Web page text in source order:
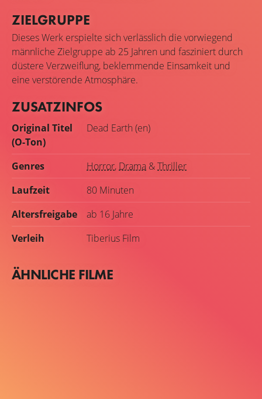
ZIELGRUPPE
Dieses Werk erspielte sich verlässlich die vorwiegend
männliche Zielgruppe ab 25 Jahren und fasziniert durch
düstere Verzweiflung, beklemmende Einsamkeit und
eine verstörende Atmosphäre.
ZUSATZINFOS
Original Titel
(O-Ton)
Dead Earth (en)
Genres Horror, Drama &Thriller
Laufzeit
80 Minuten
Altersfreigabe
ab 16 Jahre
Verleih
Tiberius Film
ÄHNLICHE FILME